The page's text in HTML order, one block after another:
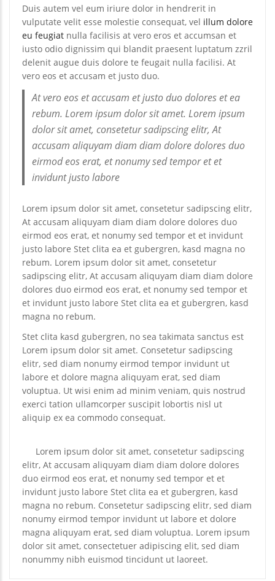
Duis autem vel eum iriure dolor in hendrerit in
vulputate velit esse molestie consequat, vel illum dolore
eu feugiat nulla facilisis at vero eros et accumsan et
iusto odio dignissim qui blandit praesent luptatum zzril
delenit augue duis dolore te feugait nulla facilisi. At
vero eos et accusam et justo duo.
At vero eos et accusam et justo duo dolores et ea
rebum. Lorem ipsum dolor sit amet. Lorem ipsum
dolor sit amet, consetetur sadipscing elitr, At
accusam aliquyam diam diam dolore dolores duo
eirmod eos erat, et nonumy sed tempor et et
invidunt justo labore
Lorem ipsum dolor sit amet, consetetur sadipscing elitr,
At accusam aliquyam diam diam dolore dolores duo
eirmod eos erat, et nonumy sed tempor et et invidunt
justo labore Stet clita ea et gubergren, kasd magna no
rebum. Lorem ipsum dolor sit amet, consetetur
sadipscing elitr, At accusam aliquyam diam diam dolore
dolores duo eirmod eos erat, et nonumy sed tempor et
et invidunt justo labore Stet clita ea et gubergren, kasd
magna no rebum.
Stet clita kasd gubergren, no sea takimata sanctus est
Lorem ipsum dolor sit amet. Consetetur sadipscing
elitr, sed diam nonumy eirmod tempor invidunt ut
labore et dolore magna aliquyam erat, sed diam
voluptua. Ut wisi enim ad minim veniam, quis nostrud
exerci tation ullamcorper suscipit lobortis nisl ut
aliquip ex ea commodo consequat.
Lorem ipsum dolor sit amet, consetetur sadipscing
elitr, At accusam aliquyam diam diam dolore dolores
duo eirmod eos erat, et nonumy sed tempor et et
invidunt justo labore Stet clita ea et gubergren, kasd
magna no rebum. Consetetur sadipscing elitr, sed diam
nonumy eirmod tempor invidunt ut labore et dolore
magna aliquyam erat, sed diam voluptua. Lorem ipsum
dolor sit amet, consectetuer adipiscing elit, sed diam
nonummy nibh euismod tincidunt ut laoreet.